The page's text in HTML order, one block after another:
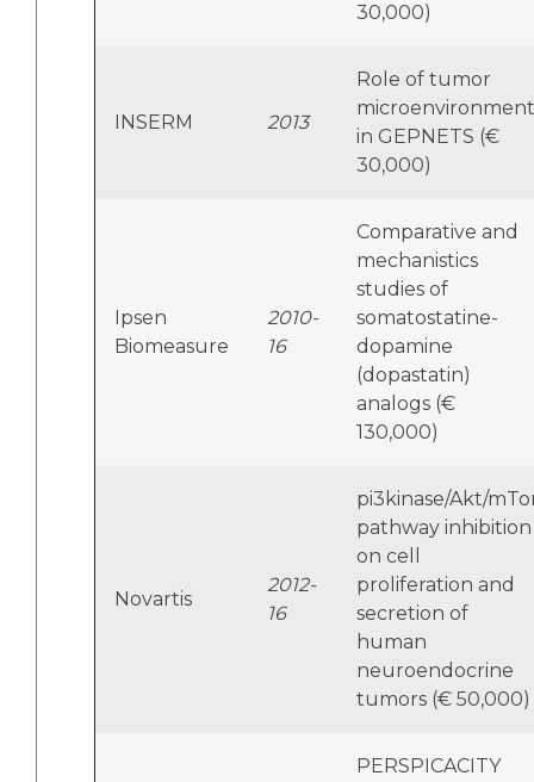
30,000)
INSERM 2013
Role of tumor
microenvironment
in GEPNETS (€
30,000)
Ipsen
Biomeasure
2010-
16
Comparative and
mechanistics
studies of
somatostatine-
dopamine
(dopastatin)
analogs (€
130,000)
Novartis
2012-
16
pi3kinase/Akt/
pathway inhibition
on cell
proliferation and
secretion of
human
neuroendocrine
tumors (€ 50,000)
PERSPICACITY